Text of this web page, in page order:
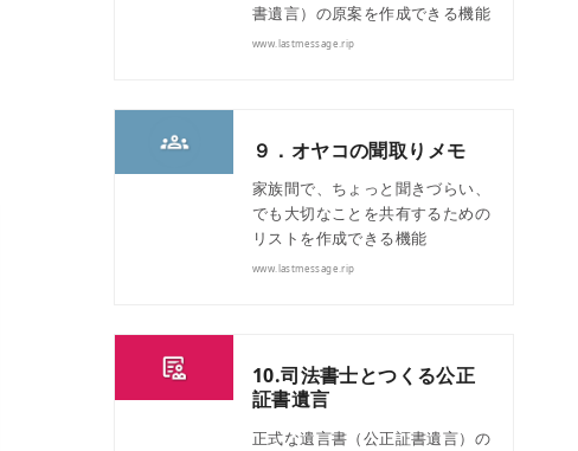
書遺言）の原案を作成できる機能
www.lastmessage.rip
９．オヤコの聞取りメモ
家族間で、ちょっと聞きづらい、
でも大切なことを共有するための
リストを作成できる機能
www.lastmessage.rip
10.司法書士とつくる公正
証書遺言
正式な遺言書（公正証書遺言）の